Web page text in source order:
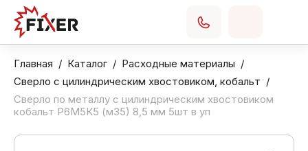
Главная Каталог
Расходные материалы
Сверло с цилиндрическим хвостовиком, кобальт
Сверло по металлу с цилиндрическим хвостовиком
кобальт Р6М5К5 (м35) 8,5 мм 5шт в уп